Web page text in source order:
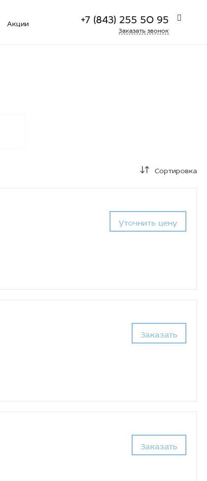
Акции +7 (843) 255 50 95
Заказать звонок
Сортировка
Уточнить цену
Заказать
Заказать